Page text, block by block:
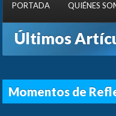
PORTADA QUIÉNES
Últimos
Momentos de